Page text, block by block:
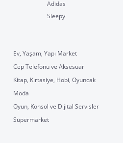
Adidas
Sleepy
Ev, Yaşam, Yapı Market
Cep Telefonu ve Aksesuar
Kitap, Kırtasiye, Hobi, Oyuncak
Moda
Oyun, Konsol ve Dijital Servisler
Süpermarket